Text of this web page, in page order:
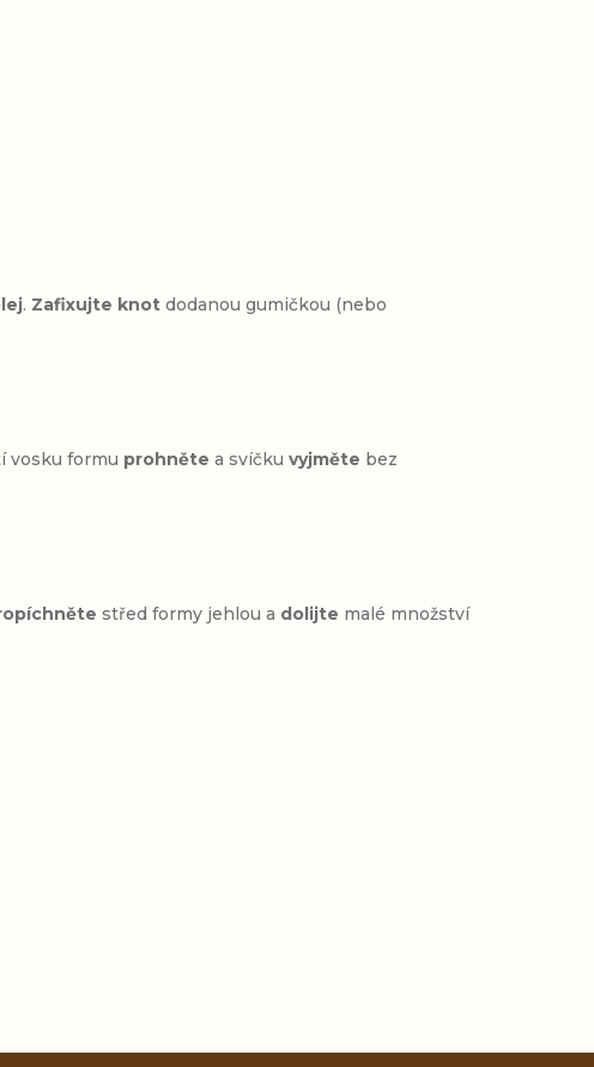
. Zafixujte knot dodanou gumičkou (nebo
vosku formu prohněte a svíčkuvyjměte bez
střed formy jehlou a dolijte malé množství